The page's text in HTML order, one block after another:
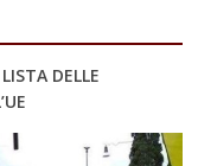
DELLE